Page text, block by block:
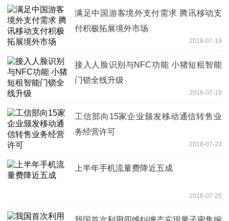
满足中国游客境外支付需求 腾讯移动支
付积极拓展境外市场
2018-07-19
接入人脸识别与NFC功能 小猪短租智能
门锁全线升级
2018-07-19
工信部向15家企业颁发移动通信转售业
务经营许可
2018-07-23
上半年手机流量费降近五成
2018-07-25